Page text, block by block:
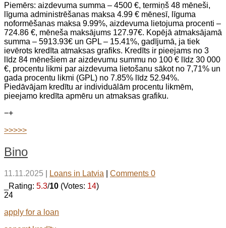
Piemērs: aizdevuma summa – 4500 €, termiņš 48 mēneši,
līguma administrēšanas maksa 4.99 € mēnesī, līguma
noformēšanas maksa 9.99%, aizdevuma lietojuma procenti –
724.86 €, mēneša maksājums 127.97€. Kopējā atmaksājamā
summa – 5913.93€ un GPL – 15.41%, gadījumā, ja tiek
ievērots kredīta atmaksas grafiks. Kredīts ir pieejams no 3
līdz 84 mēnešiem ar aizdevumu summu no 100 € līdz 30 000
€, procentu likmi par aizdevuma lietošanu sākot no 7,71% un
gada procentu likmi (GPL) no 7.85% līdz 52.94%.
Piedāvājam kredītu ar individuālām procentu likmēm,
pieejamo kredīta apmēru un atmaksas grafiku.
−+
>>>>>
Bino
11.11.2025 Loans in Latvia
Comments 0
_Rating: 5.3/10 (Votes: 14)
24
apply for a loan